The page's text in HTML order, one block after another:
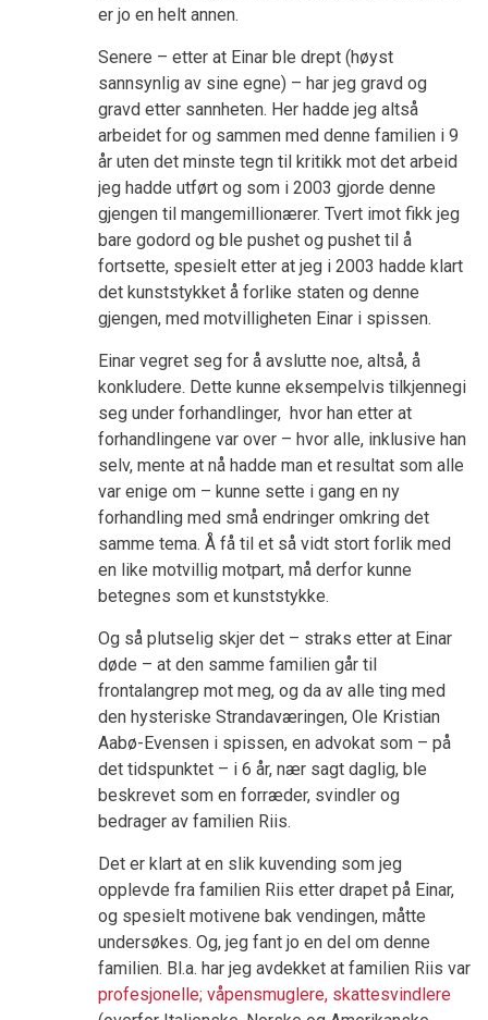
er jo en helt annen.
Senere – etter at Einar ble drept (høyst
sannsynlig av sine egne) – har jeg gravd og
gravd etter sannheten. Her hadde jeg altså
arbeidet for og sammen med denne familien i 9
år uten det minste tegn til kritikk mot det arbeid
jeg hadde utført og som i 2003 gjorde denne
gjengen til mangemillionærer. Tvert imot fikk jeg
bare godord og ble pushet og pushet til å
fortsette, spesielt etter at jeg i 2003 hadde klart
det kunststykket å forlike staten og denne
gjengen, med motvilligheten Einar i spissen.
Einar vegret seg for å avslutte noe, altså, å
konkludere. Dette kunne eksempelvis tilkjennegi
seg under forhandlinger, hvor han etter at
forhandlingene var over – hvor alle, inklusive han
selv, mente at nå hadde man et resultat som alle
var enige om – kunne sette i gang en ny
forhandling med små endringer omkring det
samme tema. Å få til et så vidt stort forlik med
en like motvillig motpart, må derfor kunne
betegnes som et kunststykke.
Og så plutselig skjer det – straks etter at Einar
døde – at den samme familien går til
frontalangrep mot meg, og da av alle ting med
den hysteriske Strandaværingen, Ole Kristian
Aabø-Evensen i spissen, en advokat som – på
det tidspunktet – i 6 år, nær sagt daglig, ble
beskrevet som en forræder, svindler og
bedrager av familien Riis.
Det er klart at en slik kuvending som jeg
opplevde fra familien Riis etter drapet på Einar,
og spesielt motivene bak vendingen, måtte
undersøkes. Og, jeg fant jo en del om denne
familien. Bl.a. har jeg avdekket at familien Riis var
profesjonelle; våpensmuglere, skattesvindlere